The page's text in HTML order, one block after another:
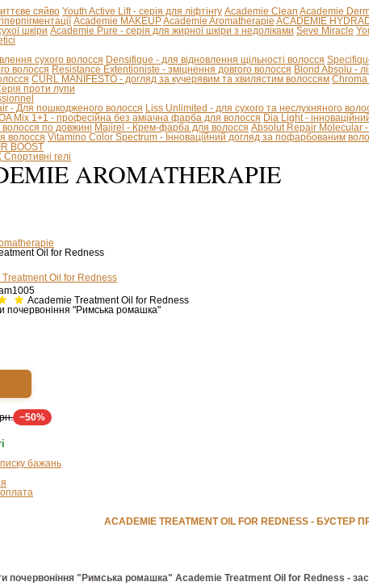
сяйво Youth Active Lift - серія для ліфтінгу Academie Clean Academie Derm
Academie MAKEUPAcademie Aromatherapie ACADEMIE
шкіри Academie Pure - серія для жирної шкіри з недоліками Seve Miracle
сухого волосся Densifique - для відновлення щільності волосся
волосся Resistance Extentioniste - зміцнення довгого волосся Blond Absolu -
CURL MANIFESTO - догляд за кучерявим та хвилястим волоссям Chroma
проти лупи
- Для пошкодженого волосся Liss Unlimited - для сухого та неслухняного
Mix 1+1 - професійна без аміачна фарба для волосся Dia Light -
по довжині Majirel - Крем-фарба для волосся Absolut Repair Molecular -
волосся Vitamino Color Spectrum - Інноваційний догляд за пофарбованим
BOOST
гелі
AROMATHERAPIE
Oil for Redness
Academie Treatment Oil for Redness
почервоніння "Римська ромашка"
−50%
бажань
ACADEMIE TREATMENT OIL FOR REDNESS -
почервоніння "Римська ромашка" Academie Treatment Oil for Redness -